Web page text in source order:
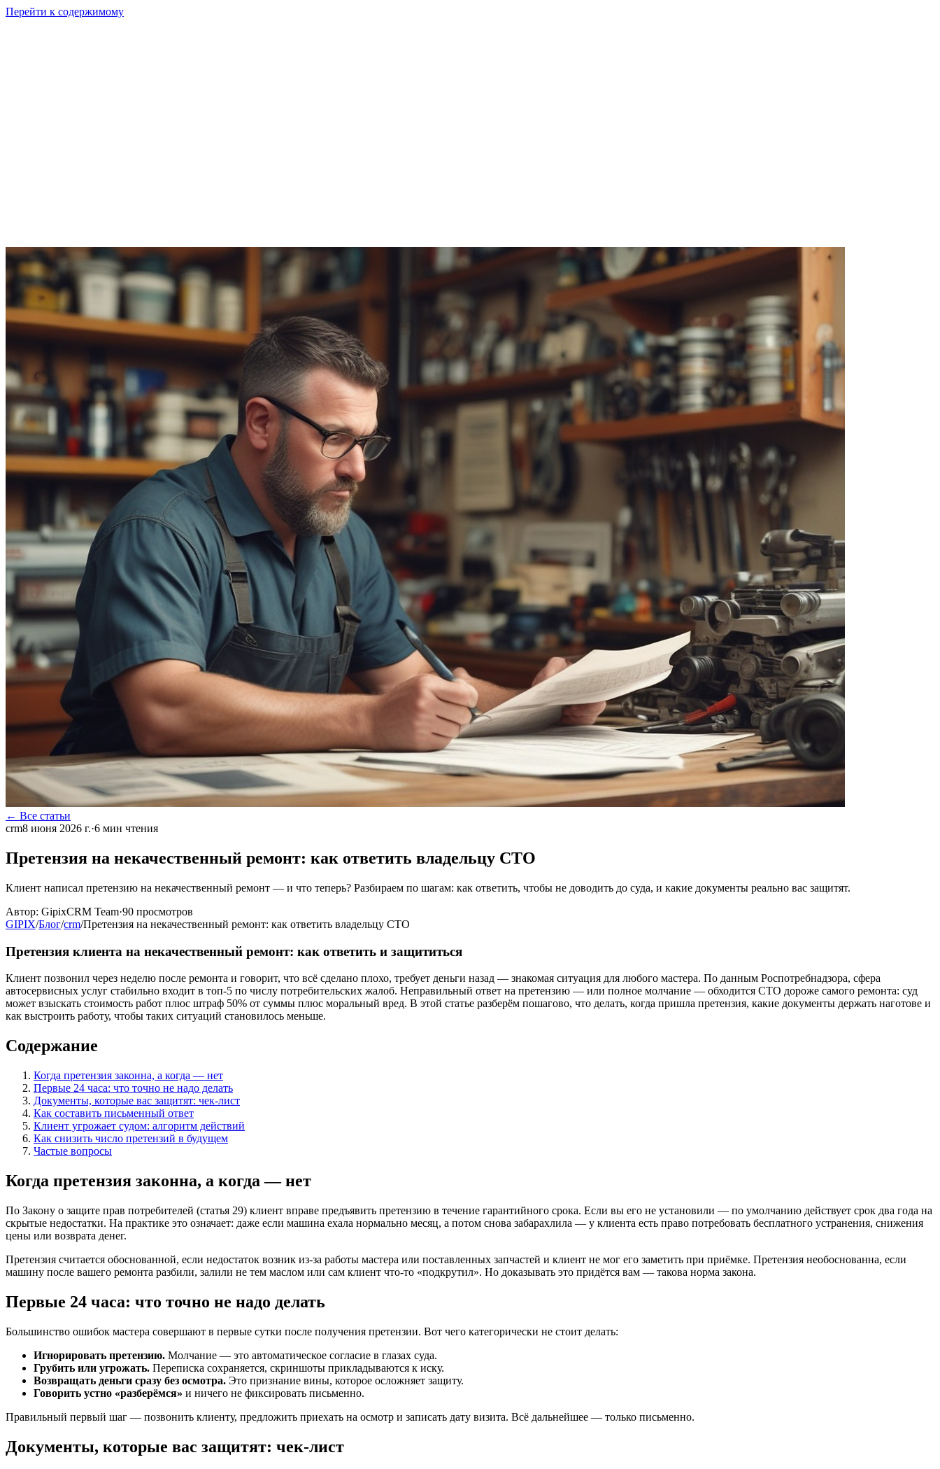
Перейти к содержимому
← Все статьи
crm8 июня 2026 г.·6 мин чтения
Претензия на некачественный ремонт: как ответить владельцу СТО
Клиент написал претензию на некачественный ремонт — и что теперь? Разбираем по шагам: как ответить, чтобы не доводить до суда, и какие документы реально вас защитят.
Автор: GipixCRM Team·90 просмотров
GIPIX/Блог/crm/Претензия на некачественный ремонт: как ответить владельцу СТО
Претензия клиента на некачественный ремонт: как ответить и защититься
Клиент позвонил через неделю после ремонта и говорит, что всё сделано плохо, требует деньги назад — знакомая ситуация для любого мастера. По данным Роспотребнадзора, сфера
автосервисных услуг стабильно входит в топ-5 по числу потребительских жалоб. Неправильный ответ на претензию — или полное молчание — обходится СТО дороже самого ремонта: суд
может взыскать стоимость работ плюс штраф 50% от суммы плюс моральный вред. В этой статье разберём пошагово, что делать, когда пришла претензия, какие документы держать наготове и
как выстроить работу, чтобы таких ситуаций становилось меньше.
Содержание
Когда претензия законна, а когда — нет
Первые 24 часа: что точно не надо делать
Документы, которые вас защитят: чек-лист
Как составить письменный ответ
Клиент угрожает судом: алгоритм действий
Как снизить число претензий в будущем
Частые вопросы
Когда претензия законна, а когда — нет
По Закону о защите прав потребителей (статья 29) клиент вправе предъявить претензию в течение гарантийного срока. Если вы его не установили — по умолчанию действует срок два года на
скрытые недостатки. На практике это означает: даже если машина ехала нормально месяц, а потом снова забарахлила — у клиента есть право потребовать бесплатного устранения, снижения
цены или возврата денег.
Претензия считается обоснованной, если недостаток возник из-за работы мастера или поставленных запчастей и клиент не мог его заметить при приёмке. Претензия необоснованна, если
машину после вашего ремонта разбили, залили не тем маслом или сам клиент что-то «подкрутил». Но доказывать это придётся вам — такова норма закона.
Первые 24 часа: что точно не надо делать
Большинство ошибок мастера совершают в первые сутки после получения претензии. Вот чего категорически не стоит делать:
Игнорировать претензию. Молчание — это автоматическое согласие в глазах суда.
Грубить или угрожать. Переписка сохраняется, скриншоты прикладываются к иску.
Возвращать деньги сразу без осмотра. Это признание вины, которое осложняет защиту.
Говорить устно «разберёмся» и ничего не фиксировать письменно.
Правильный первый шаг — позвонить клиенту, предложить приехать на осмотр и записать дату визита. Всё дальнейшее — только письменно.
Документы, которые вас защитят: чек-лист